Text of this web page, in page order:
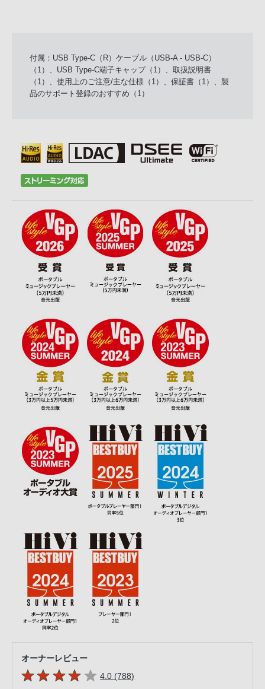
付属：USB Type-C（R）ケーブル（USB-A - USB-C）
（1）、USB Type-C端子キャップ（1）、取扱説明書
（1）、使用上のご注意/主な仕様（1）、保証書（1）、製
品のサポート登録のおすすめ（1）
オーナーレビュー
5つの星のうち
4.0 (788件のレビュー
)